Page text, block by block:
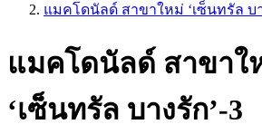
แมคโดนัลด์ สาขาใหม่ ‘เซ็นทรัล บา
แมคโดนัลด์ สาขาใ
‘เซ็นทรัล บางรัก’-3